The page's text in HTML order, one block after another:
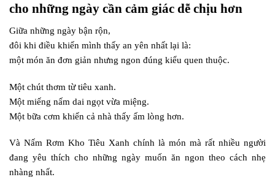
cho những ngày cần cảm giác dễ chịu hơn
Giữa những ngày bận rộn,
đôi khi điều khiến mình thấy an yên nhất lại là:
một món ăn đơn giản nhưng ngon đúng kiểu quen thuộc.
Một chút thơm từ tiêu xanh.
Một miếng nấm dai ngọt vừa miệng.
Một bữa cơm khiến cả nhà thấy ấm lòng hơn.
Và Nấm Rơm Kho Tiêu Xanh chính là món mà rất nhiều người
đang yêu thích cho những ngày muốn ăn ngon theo cách nhẹ
nhàng nhất.